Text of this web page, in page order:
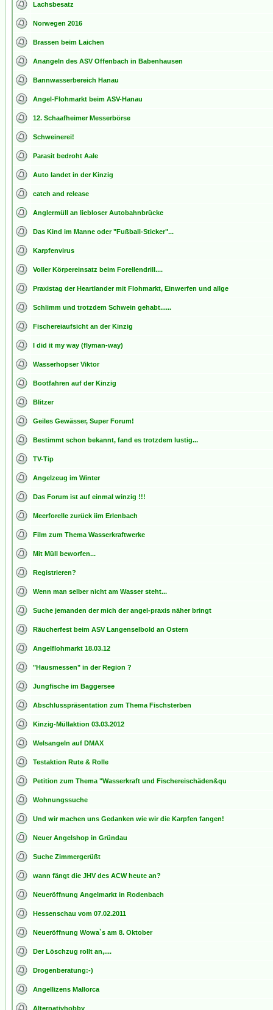
Lachsbesatz
Norwegen 2016
Brassen beim Laichen
Anangeln des ASV Offenbach in Babenhausen
Bannwasserbereich Hanau
Angel-Flohmarkt beim ASV-Hanau
12. Schaafheimer Messerbörse
Schweinerei!
Parasit bedroht Aale
Auto landet in der Kinzig
catch and release
Anglermüll an liebloser Autobahnbrücke
Das Kind im Manne oder "Fußball-Sticker"...
Karpfenvirus
Voller Körpereinsatz beim Forellendrill....
Praxistag der Heartlander mit Flohmarkt, Einwerfen und allge
Schlimm und trotzdem Schwein gehabt......
Fischereiaufsicht an der Kinzig
I did it my way (flyman-way)
Wasserhopser Viktor
Bootfahren auf der Kinzig
Blitzer
Geiles Gewässer, Super Forum!
Bestimmt schon bekannt, fand es trotzdem lustig...
TV-Tip
Angelzeug im Winter
Das Forum ist auf einmal winzig !!!
Meerforelle zurück iim Erlenbach
Film zum Thema Wasserkraftwerke
Mit Müll beworfen...
Registrieren?
Wenn man selber nicht am Wasser steht...
Suche jemanden der mich der angel-praxis näher bringt
Räucherfest beim ASV Langenselbold an Ostern
Angelflohmarkt 18.03.12
"Hausmessen" in der Region ?
Jungfische im Baggersee
Abschlusspräsentation zum Thema Fischsterben
Kinzig-Müllaktion 03.03.2012
Welsangeln auf DMAX
Testaktion Rute & Rolle
Petition zum Thema "Wasserkraft und Fischereischäden&qu
Wohnungssuche
Und wir machen uns Gedanken wie wir die Karpfen fangen!
Neuer Angelshop in Gründau
Suche Zimmergerüßt
wann fängt die JHV des ACW heute an?
Neueröffnung Angelmarkt in Rodenbach
Hessenschau vom 07.02.2011
Neueröffnung Wowa`s am 8. Oktober
Der Löschzug rollt an,....
Drogenberatung:-)
Angellizens Mallorca
Alternativhobby